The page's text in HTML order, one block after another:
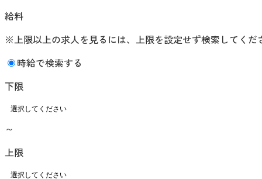
給料
※上限以上の求人を見るには、上限を設定せず検索してくだ
時給で検索する
下限
～
上限